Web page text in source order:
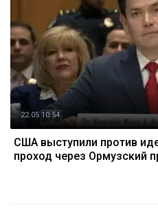
22.05 10:54
США выступили против
проход через Ормузский